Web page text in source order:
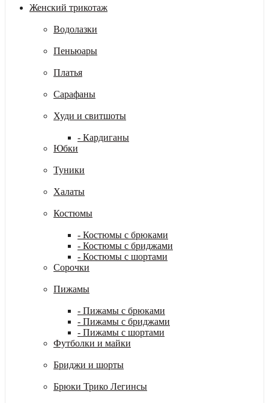
Женский трикотаж
Водолазки
Пеньюары
Платья
Сарафаны
Худи и свитшоты
- Кардиганы
Юбки
Туники
Халаты
Костюмы
- Костюмы с брюками
- Костюмы с бриджами
- Костюмы с шортами
Сорочки
Пижамы
- Пижамы с брюками
- Пижамы с бриджами
- Пижамы с шортами
Футболки и майки
Бриджи и шорты
Брюки Трико Легинсы